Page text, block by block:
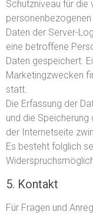
Schutzniveau für die
Daten der Server-
eine betroffene
Daten gespeichert.
Marketingzwecken
statt.
Die Erfassung der
und die
der Internetseite
Es besteht folglich
5. Kontakt
Für Fragen und